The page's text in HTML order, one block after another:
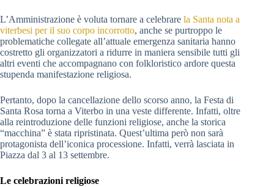
L’Amministrazione è voluta tornare a celebrare la Santa nota a
viterbesi per il suo corpo incorrotto, anche se purtroppo le
problematiche collegate all’attuale emergenza sanitaria hanno
costretto gli organizzatori a ridurre in maniera sensibile tutti gli
altri eventi che accompagnano con folkloristico ardore questa
stupenda manifestazione religiosa.
Pertanto, dopo la cancellazione dello scorso anno, la Festa di
Santa Rosa torna a Viterbo in una veste differente. Infatti, oltre
alla reintroduzione delle funzioni religiose, anche la storica
“macchina” è stata ripristinata. Quest’ultima però non sarà
protagonista dell’iconica processione. Infatti, verrà lasciata in
Piazza dal 3 al 13 settembre.
Le celebrazioni religiose